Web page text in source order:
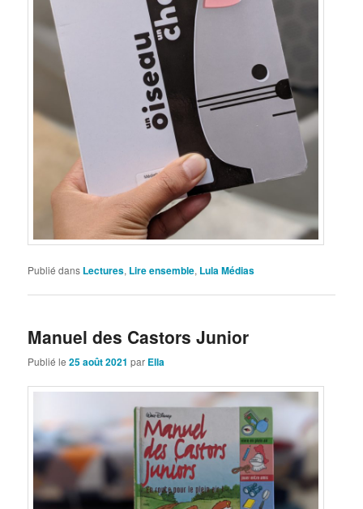
Publié dans Lectures, Lire ensemble, Lula Médias
Manuel des Castors Junior
Publié le25 août 2021 par Ella